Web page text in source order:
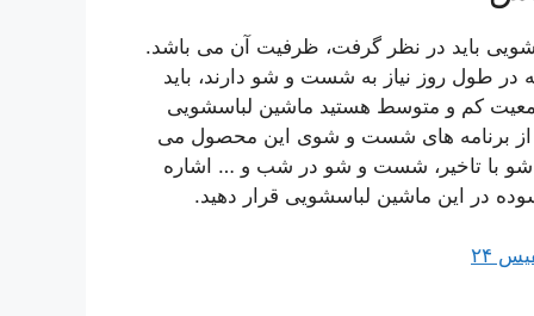
باید در نظر گرفت، ظرفیت آن می باشد.
در طول روز نیاز به شست و شو دارند، باید
کم و متوسط هستید ماشین لباسشویی
از برنامه های شست و شوی این محصول می
تاخیر، شست و شو در شب و … اشاره
در این ماشین لباسشویی قرار دهید.
۲۴